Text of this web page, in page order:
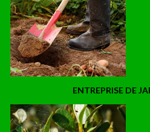
ENTREPRISE DE